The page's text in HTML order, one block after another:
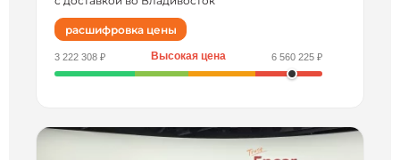
расшифровка цены
3 222 308 ₽ Высокая цена 6 560 225 ₽